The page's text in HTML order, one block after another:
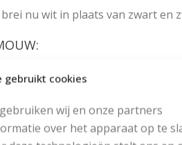
gebruikt cookies
wij en onze partners
over het apparaat op te
nu wit in plaats van zwart en
brei nu zwart in plaats van wit